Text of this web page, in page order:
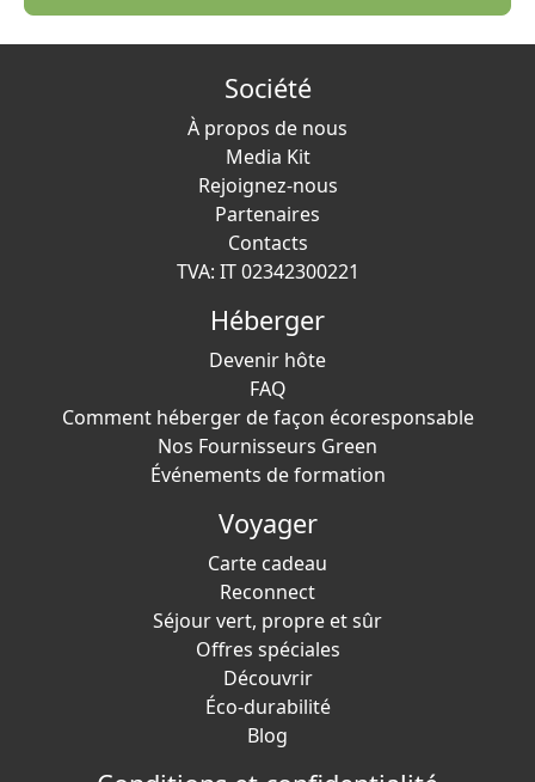
Société
À propos de nous
Media Kit
Rejoignez-nous
Partenaires
Contacts
TVA: IT 02342300221
Héberger
Devenir hôte
FAQ
Comment héberger de façon écoresponsable
Nos Fournisseurs Green
Événements de formation
Voyager
Carte cadeau
Reconnect
Séjour vert, propre et sûr
Offres spéciales
Découvrir
Éco-durabilité
Blog